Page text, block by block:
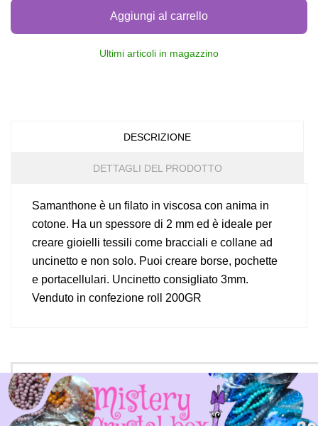
Aggiungi al carrello
Ultimi articoli in magazzino
DESCRIZIONE
DETTAGLI DEL PRODOTTO
Samanthone è un filato in viscosa con anima in
cotone. Ha un spessore di 2 mm ed è ideale per
creare gioielli tessili come bracciali e collane ad
uncinetto e non solo. Puoi creare borse, pochette
e portacellulari. Uncinetto consigliato 3mm.
Venduto in confezione roll 200GR